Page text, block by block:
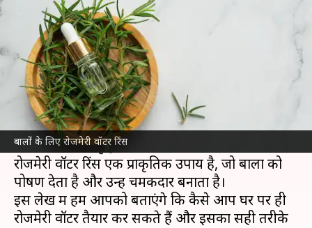
बालों के लिए रोजमेरी वॉटर रिंस
बढ़ाएं? जानें आसान तरीका
अंजली Mar 17, 2025 08:06 pm
क्या है खबर?
बालों की देखभालमें रोजमेरी का उपयोग एक पुरानी
परंपरा है। यह जड़ी-बूटी न केवल बालों को मजबूत बनाती
है, बल्कि उनकी वृद्धि में भी मदद करती है।
रोजमेरी वॉटर रिंस एक प्राकृतिक उपाय है, जो बालों को
पोषण देता है और उन्हें चमकदार बनाता है।
इस लेख में हम आपको बताएंगे कि कैसे आप घर पर ही
रोजमेरी वॉटर तैयार कर सकते हैं और इसका सही तरीके